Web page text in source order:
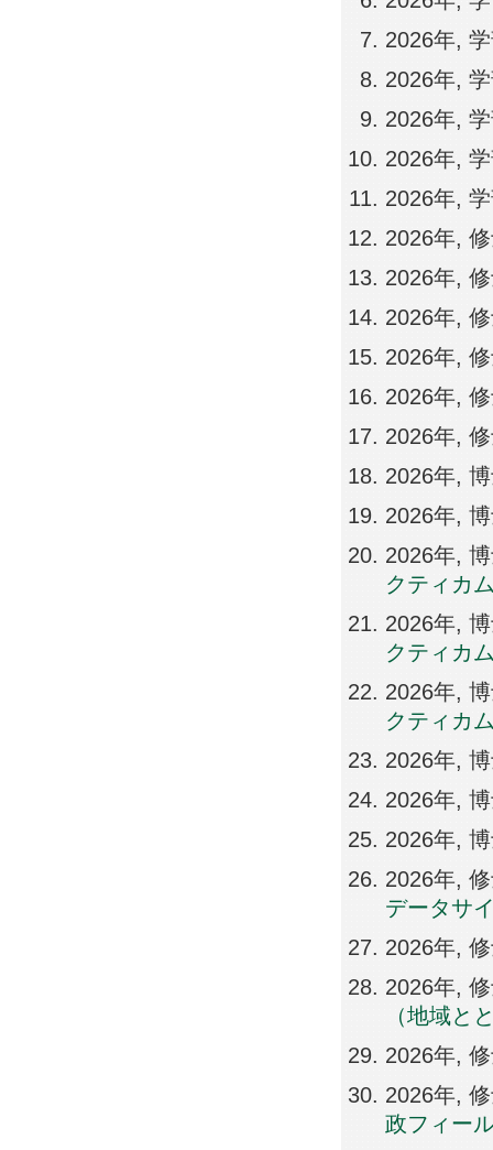
2026年,
2026年,
2026年,
2026年,
2026年,
2026年,
2026年,
2026年,
2026年,
2026年,
2026年,
2026年,
2026年,
2026年,
クティカ
2026年,
クティカ
2026年,
クティカ
2026年,
2026年,
2026年,
2026年,
データサ
2026年,
2026年,
（地域と
2026年,
2026年,
政フィー